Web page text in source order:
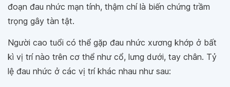
đoạn đau nhức mạn tính, thậm chí là biến chứng trầm
trọng gây tàn tật.
Người cao tuổi có thể gặp đau nhức xương khớp ở bất
kì vị trí nào trên cơ thể như cổ, lưng dưới, tay chân. Tỷ
lệ đau nhức ở các vị trí khác nhau như sau: